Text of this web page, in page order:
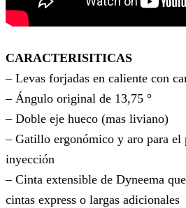
CARACTERISITICAS
– Levas forjadas en caliente con
– Ángulo original de 13,75 °
– Doble eje hueco (mas liviano)
– Gatillo ergonómico y aro para el
inyección
– Cinta extensible de Dyneema
cintas express o largas adicionales